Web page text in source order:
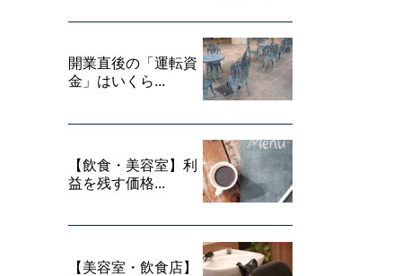
開業直後の「運転資
金」はいくら...
【飲食・美容室】利
益を残す価格...
【美容室・飲食店】